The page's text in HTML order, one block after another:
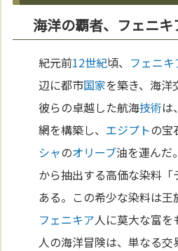
海洋の覇者、フェニ
紀元前12世紀頃、 フェニキ
辺に都市国家を築き、海洋
彼らの卓越した航海技術は
網を構築し、 エジプトの宝
シャのオリーブ油を運んだ
から抽出する高価な染料「
ある。この希少な染料は王
フェニキア人に莫大な富を
人の海洋冒険は、単なる